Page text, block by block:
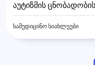
აუტიზმის
სამედიცინო სიახლეები